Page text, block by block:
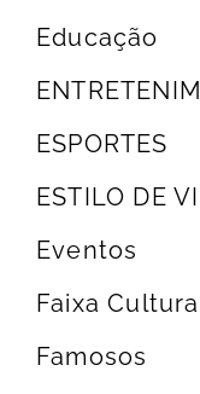
Educação
ESPORTES
ESTILO DE
Eventos
Faixa
Famosos